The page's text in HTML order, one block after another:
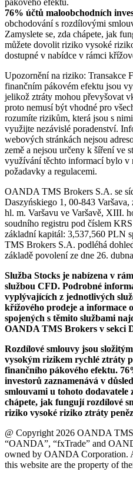
76% účtů maloobchodních
obchodování s rozdílovými
Zamyslete se, zda chápete, jak
můžete dovolit riziko vysoké
dostupné v nabídce v rámci
Upozornění na riziko: Transakce
finančním pákovém efektu jsou
jelikož ztráty mohou převyšovat
proto nemusí být vhodné pro
rozumíte rizikům, která jsou s
využijte nezávislé poradenství.
webových stránkách nejsou
země a nejsou určeny k šíření ve
využívání těchto informací bylo v
požadavky a regulacemi.
OANDA TMS Brokers S.A. se
Daszyńskiego 1, 00-843
hl. m. Varšavu ve Varšavě, XIII.
soudního registru pod číslem
základní kapitál: 3,537,560 PLN
TMS Brokers S.A. podléhá
základě povolení ze dne 26.
Služba Stocks je nabízena v
službou CFD. Podrobné
vyplývajících z jednotlivých
křížového prodeje a informace
spojených s těmito službami
OANDA TMS Brokers v sekci
Rozdílové smlouvy jsou
vysokým rizikem rychlé ztráty
finančního pákového efektu.
investorů zaznamenává v
smlouvami u tohoto dodavatele
chápete, jak fungují rozdílové
riziko vysoké riziko ztráty
@ Copyright 2026 OANDA
“OANDA”, “fxTrade” and
owned by OANDA Corporation.
this website are the property of